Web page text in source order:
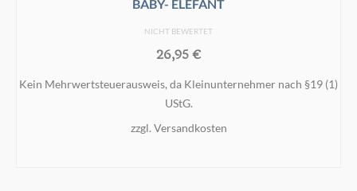
BABY- ELEFANT
NICHT BEWERTET
26,95€
Kein Mehrwertsteuerausweis, da Kleinunternehmer nach §19 (1)
UStG.
zzgl. Versandkosten